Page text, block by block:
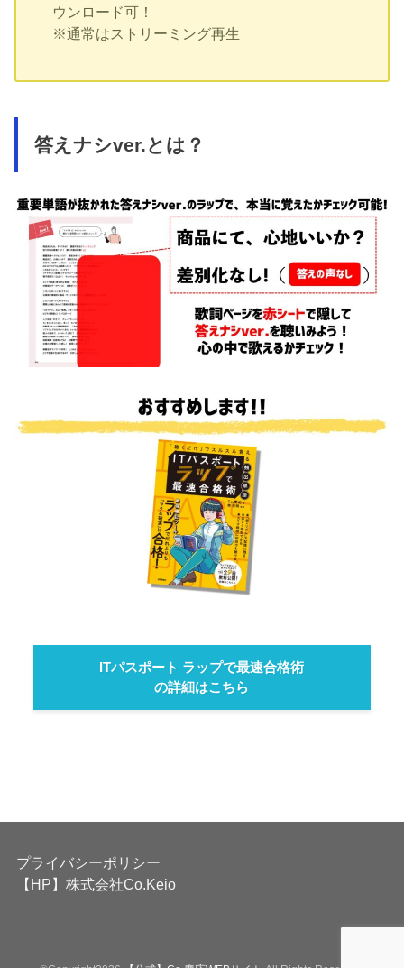
ウンロード可！
※通常はストリーミング再生
答えナシver.とは？
ITパスポート ラップで最速合格術
の詳細はこちら
プライバシーポリシー
【HP】株式会社Co.Keio